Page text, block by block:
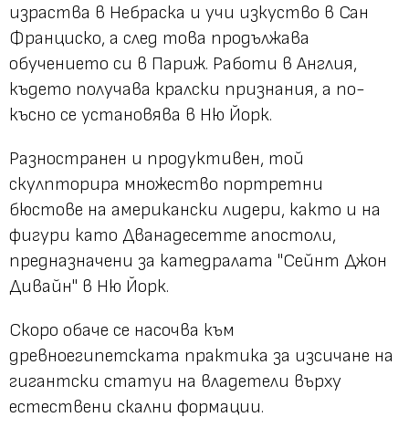
израства в Небраска и учи изкуство в Сан
Франциско, а след това продължава
обучението си в Париж. Работи в Англия,
където получава кралски признания, а по-
късно се установява в Ню Йорк.
Разностранен и продуктивен, той
скулпторира множество портретни
бюстове на американски лидери, както и на
фигури като Дванадесетте апостоли,
предназначени за катедралата "Сейнт Джон
Дивайн" в Ню Йорк.
Скоро обаче се насочва към
древноегипетската практика за изсичане на
гигантски статуи на владетели върху
естествени скални формации.